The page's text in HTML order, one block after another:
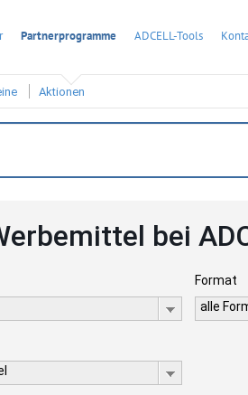
Partnerprogramme ADCELL-Tools
Aktionen
bei
Format
alle